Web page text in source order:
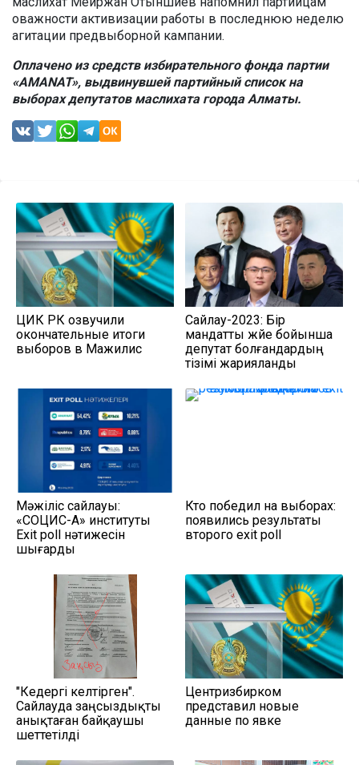
оважности активизации работы в последнюю неделю
агитации предвыборной кампании.
Оплачено из средств избирательного фонда партии
«AMANAT», выдвинувшей партийный список на
выборах депутатов маслихата города Алматы.
ЦИК РК озвучили
окончательные итоги
выборов в Мажилис
Сайлау-2023: Бір
мандатты жүйе бойынша
депутат болғандардың
тізімі жарияланды
Мәжіліс сайлауы:
«СОЦИС-А» институты
Еxit poll нәтижесін
шығарды
Кто победил на выборах:
появились результаты
второго exit poll
"Кедергі келтірген".
Сайлауда заңсыздықты
анықтаған байқаушы
шеттетілді
Центризбирком
представил новые
данные по явке